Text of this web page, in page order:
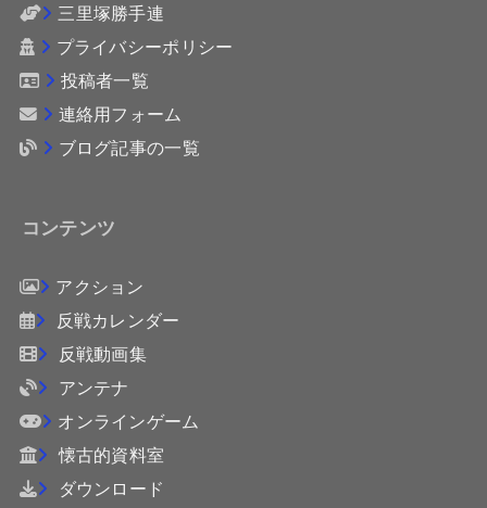
三里塚勝手連
プライバシーポリシー
投稿者一覧
連絡用フォーム
ブログ記事の一覧
コンテンツ
アクション
反戦カレンダー
反戦動画集
アンテナ
オンラインゲーム
懐古的資料室
ダウンロード